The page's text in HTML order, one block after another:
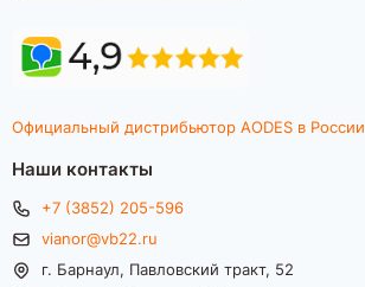
Официальный дистрибьютор AODES в России
Наши контакты
+7 (3852) 205-596
vianor@vb22.ru
г. Барнаул, Павловский тракт, 52